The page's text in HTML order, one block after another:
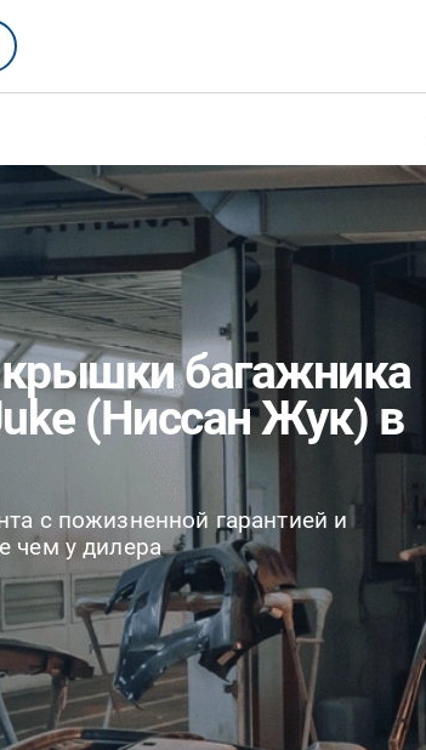
багажника
(Ниссан Жук) в
с пожизненной гарантией и
чем у дилера